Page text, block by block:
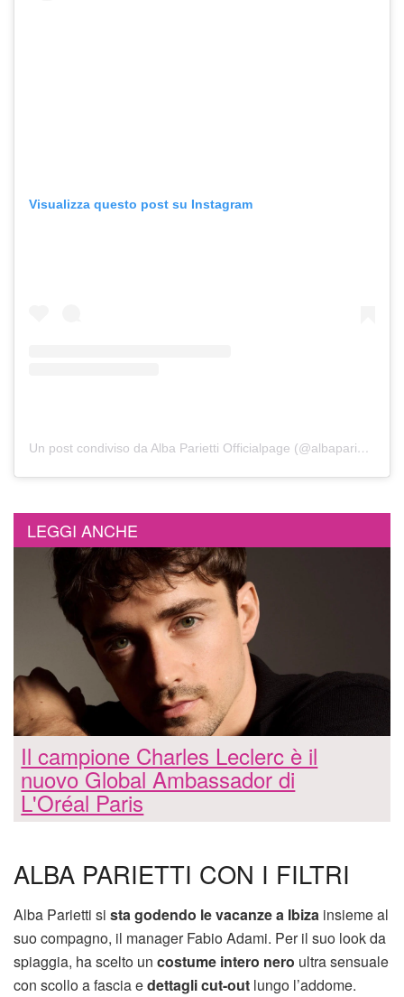
Visualizza questo post su Instagram
Un post condiviso da Alba Parietti Officialpage (@albaparietti)
LEGGI ANCHE
Il campione Charles Leclerc è il
nuovo Global Ambassador di
L'Oréal Paris
ALBA PARIETTI CON I FILTRI
Alba Parietti si sta godendo le vacanze a Ibiza insieme al
suo compagno, il manager Fabio Adami. Per il suo look da
spiaggia, ha scelto un costume intero nero ultra sensuale
con scollo a fascia edettagli cut-out lungo l’addome.